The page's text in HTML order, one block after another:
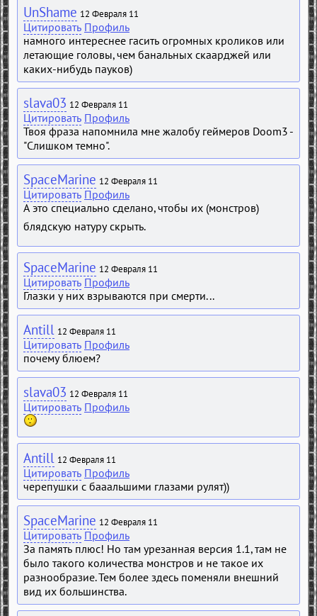
UnShame 12 Февраля 11
Цитировать Профиль
намного интереснее гасить огромных кроликов или
летающие головы, чем банальных скаарджей или
каких-нибудь пауков)
slava03 12 Февраля 11
Цитировать Профиль
Твоя фраза напомнила мне жалобу геймеров Doom3 -
"Слишком темно".
SpaceMarine 12 Февраля 11
Цитировать Профиль
А это специально сделано, чтобы их (монстров)
блядскую натуру скрыть.
SpaceMarine 12 Февраля 11
Цитировать Профиль
Глазки у них взрываются при смерти...
Antill 12 Февраля 11
Цитировать Профиль
почему блюем?
slava03 12 Февраля 11
Цитировать Профиль
Antill 12 Февраля 11
Цитировать Профиль
черепушки с бааальшими глазами рулят))
SpaceMarine 12 Февраля 11
Цитировать Профиль
За память плюс! Но там урезанная версия 1.1, там не
было такого количества монстров и не такое их
разнообразие. Тем более здесь поменяли внешний
вид их большинства.